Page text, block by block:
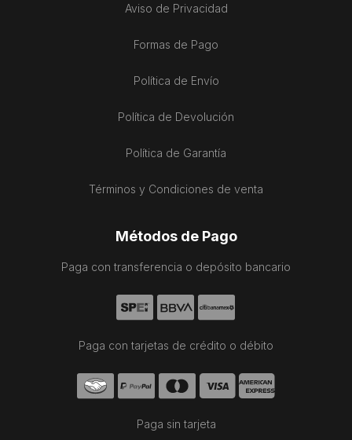
Aviso de Privacidad
Formas de Pago
Política de Envío
Política de Devolución
Política de Garantía
Términos y Condiciones de venta
Métodos de Pago
Paga con transferencia o depósito bancario
Paga con tarjetas de crédito o débito
Paga sin tarjeta